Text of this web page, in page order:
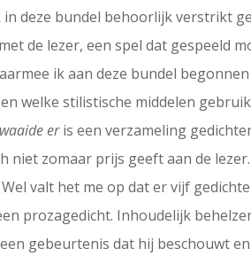
deze bundel behoorlijk verstrikt
de lezer, een spel dat gespeeld
ik aan deze bundel
en welke stilistische middelen
eris een verzameling
zomaar prijs geeft aan de
valt het me op dat er vijf
prozagedicht. Inhoudelijk
gebeurtenis dat hij beschouwt